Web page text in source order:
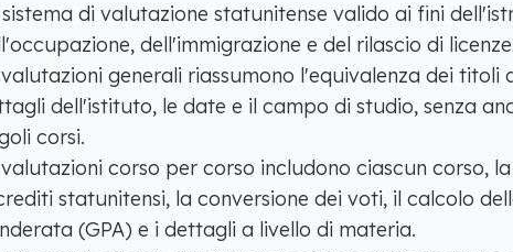
di valutazione statunitense valido ai fini
dell'immigrazione e del rilascio di
generali riassumono l'equivalenza dei titoli
dell'istituto, le date e il campo di studio, senza
corsi.
corso per corso includono ciascun corso,
statunitensi, la conversione dei voti, il calcolo
(GPA) e i dettagli a livello di materia.